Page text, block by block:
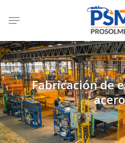
content
Menu
Fabricación de
acero